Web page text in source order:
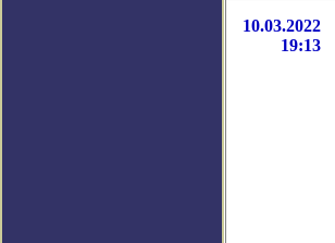
10.03.2022
19:13